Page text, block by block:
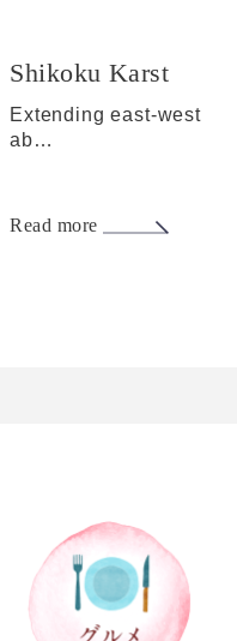
Shikoku Karst
Extending east-west
ab…
Read more